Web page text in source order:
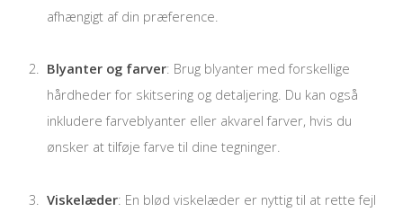
afhængigt af din præference.
Blyanter og farver: Brug blyanter med forskellige
hårdheder for skitsering og detaljering. Du kan også
inkludere farveblyanter eller akvarel farver, hvis du
ønsker at tilføje farve til dine tegninger.
Viskelæder: En blød viskelæder er nyttig til at rette fejl